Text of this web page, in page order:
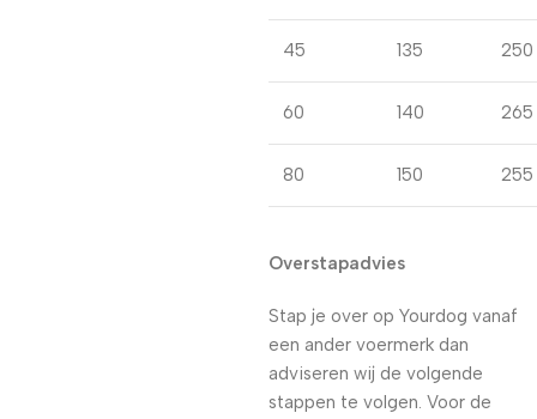
45 135 250
60 140 265
80 150 255
Overstapadvies
Stap je over op Yourdog vanaf
een ander voermerk dan
adviseren wij de volgende
stappen te volgen. Voor de